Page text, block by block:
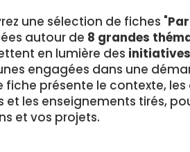
une sélection de fiches "
autour de 8 grandes
en lumière des
engagées dans une
fiche présente le contexte,
et les enseignements tirés,
et vos projets.